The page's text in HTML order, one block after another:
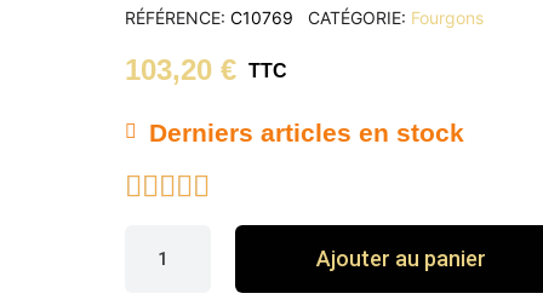
RÉFÉRENCE C10769 CATÉGORIE Fourgons
103,20 € TTC
Derniers articles en stock
    
Ajouter au panier